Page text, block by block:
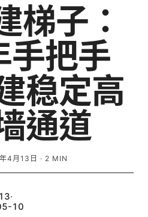
梯子：
把手
稳定高
通道
4月13日 · 2 MIN
·
10